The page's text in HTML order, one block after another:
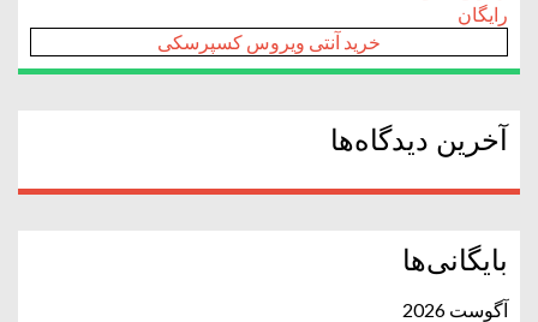
رایگان
خرید آنتی ویروس کسپرسکی
آخرین دیدگاه‌ها
بایگانی‌ها
آگوست 2026